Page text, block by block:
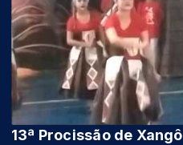
13ª Procissão de Xangô Apresentação XANGÔ